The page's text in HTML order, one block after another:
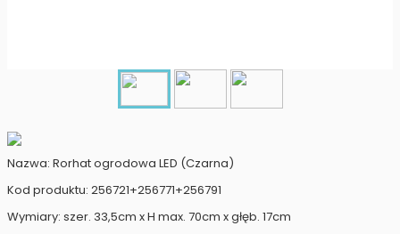
Nazwa: Rorhat ogrodowa LED (Czarna)
Kod produktu: 256721+256771+256791
Wymiary: szer. 33,5cm x H max. 70cm x głęb. 17cm